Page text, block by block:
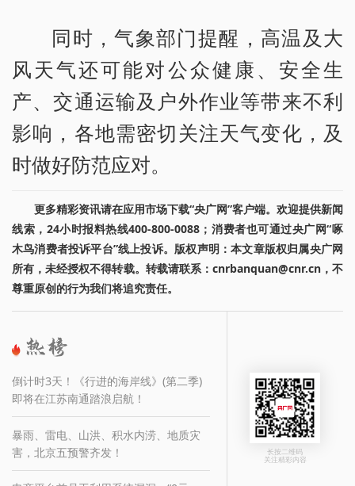
同时，气象部门提醒，高温及大
风天气还可能对公众健康、安全生
产、交通运输及户外作业等带来不利
影响，各地需密切关注天气变化，及
时做好防范应对。
更多精彩资讯请在应用市场下载“央广网”客户端。欢迎提供新闻
线索，24小时报料热线400-800-0088；消费者也可通过央广网“啄
木鸟消费者投诉平台”线上投诉。版权声明：本文章版权归属央广网
所有，未经授权不得转载。转载请联系：cnrbanquan@cnr.cn，不
尊重原创的行为我们将追究责任。
倒计时3天！《行进的海岸线》(第二季)
即将在江苏南通踏浪启航！
暴雨、雷电、山洪、积水内涝、地质灾
害，北京五预警齐发！
长按二维码
关注精彩内容